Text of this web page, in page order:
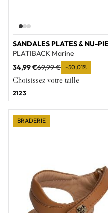
SANDALES PLATES & NU-
PLATIBACK Marine
34,99 €69,99 € -50,01%
Choisissez votre taille
2123
BRADERIE